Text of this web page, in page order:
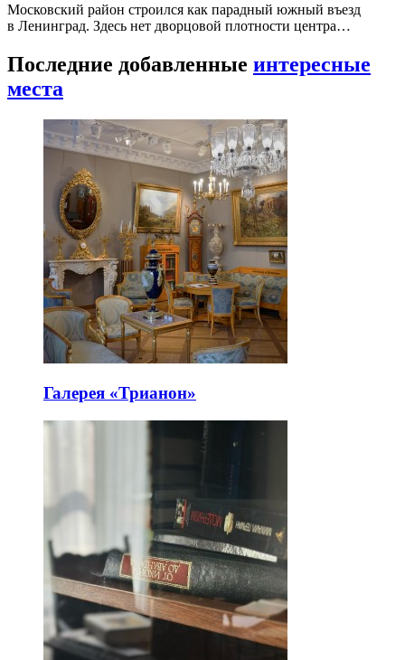
Московский район строился как парадный южный въезд
в Ленинград. Здесь нет дворцовой плотности центра…
Последние добавленные интересные
места
Галерея «Трианон»